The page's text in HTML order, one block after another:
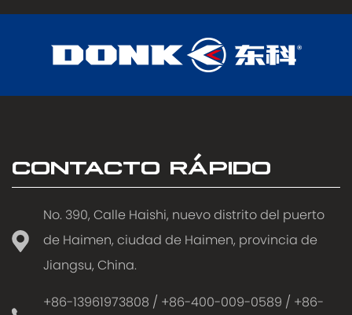
CONTACTO RÁPIDO
No. 390, Calle Haishi, nuevo distrito del puerto
de Haimen, ciudad de Haimen, provincia de
Jiangsu, China.
+86-13961973808 / +86-400-009-0589 / +86-